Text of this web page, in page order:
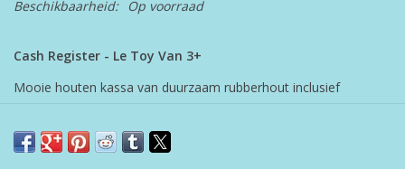
Beschikbaarheid:
Op voorraad
Cash Register - Le Toy Van 3+
Mooie houten kassa van duurzaam rubberhout inclusief
Le Toy Van houten speelgoed wordt gemaakt van rubberwood